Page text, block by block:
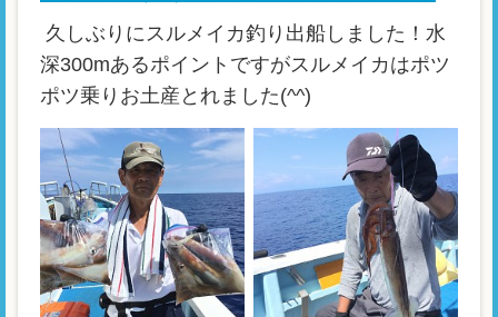
久しぶりにスルメイカ釣り出船しました！水
深300mあるポイントですがスルメイカはポツ
ポツ乗りお土産とれました(^^)